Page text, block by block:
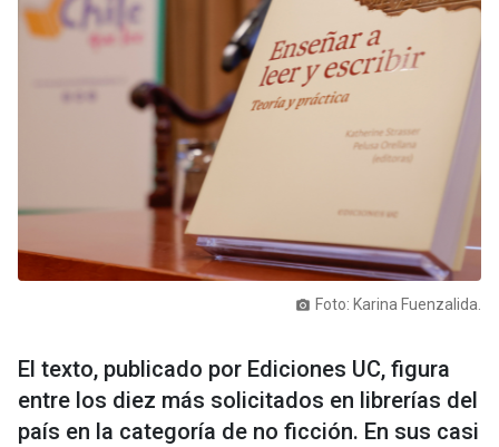
photo_camera Foto: Karina Fuenzalida.
El texto, publicado por Ediciones UC, figura
entre los diez más solicitados en librerías del
país en la categoría de no ficción. En sus casi